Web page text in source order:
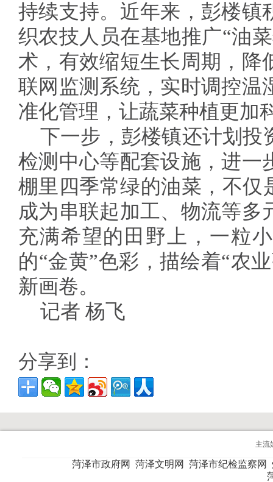
持续支持。近年来，彭楼镇
织农技人员在基地推广“油
术，有效缩短生长周期，降
联网监测系统，实时调控温
准化管理，让蔬菜种植更加
下一步，彭楼镇还计划投
检测中心等配套设施，进一
棚里四季常绿的油菜，不仅
成为串联起加工、物流等多
充满希望的田野上，一粒
的“金黄”色彩，描绘着“农
新画卷。
记者 杨飞
分享到：
主流
菏泽市政府网 菏泽文明网 菏泽市纪检监察网